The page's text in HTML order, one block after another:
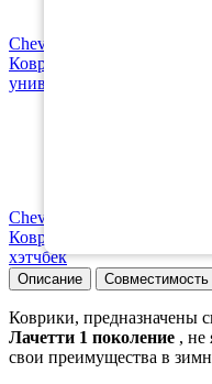
Chevrolet
Коврик в багажник
универсал
Chevrolet
Коврик в багажник
хэтчбек
Описание Совместимость
Коврики, предназначены
Лачетти 1 поколение , не
свои преимущества в